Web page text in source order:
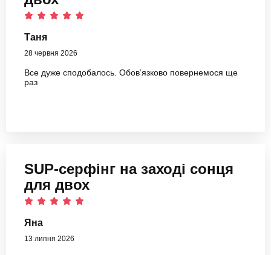
Таня
28 червня 2026
Все дуже сподобалось. Обовʼязково повернемося ще
раз
SUP-серфінг на заході сонця
для двох
Яна
13 липня 2026